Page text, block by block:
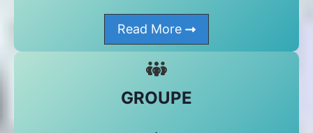
Read More
GROUPE
.